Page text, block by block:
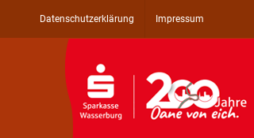
Datenschutzerklärung Impressum